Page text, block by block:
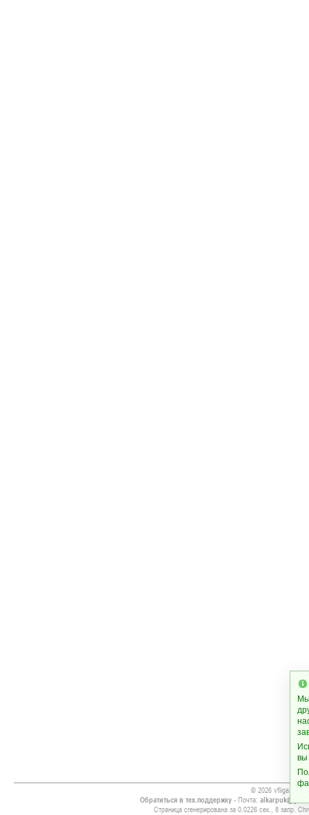
© 2026 vfliga.info
Обратиться в тех.поддержку- Почта:
Страница сгенерирована за 0.0226 сек., 8 запр.
вы